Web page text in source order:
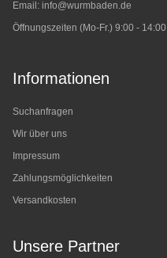
Email: info@wurmbaden.de
Öffnungszeiten (Mo-Fr.) 9:00 - 14:00
Informationen
Suchanfragen
Wir über uns
Impressum
Zahlungsmöglichkeiten
Versandkosten
Unsere Partner